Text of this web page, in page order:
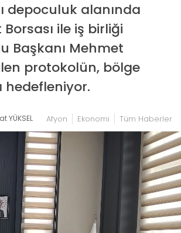
depoculuk alanında
ile iş birliği
Başkanı Mehmet
protokolün, bölge
hedefleniyor.
YÜKSEL Afyon Ekonomi Tüm Haberler